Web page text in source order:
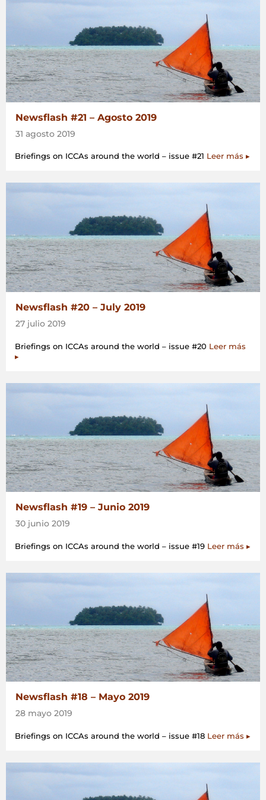
Newsflash #21 – Agosto 2019
31 agosto 2019
Briefings on ICCAs around the world – issue #21 Leer más ▸
Newsflash #20 – July 2019
27 julio 2019
Briefings on ICCAs around the world – issue #20 Leer más
▸
Newsflash #19 – Junio 2019
30 junio 2019
Briefings on ICCAs around the world – issue #19 Leer más ▸
Newsflash #18 – Mayo 2019
28 mayo 2019
Briefings on ICCAs around the world – issue #18 Leer más ▸